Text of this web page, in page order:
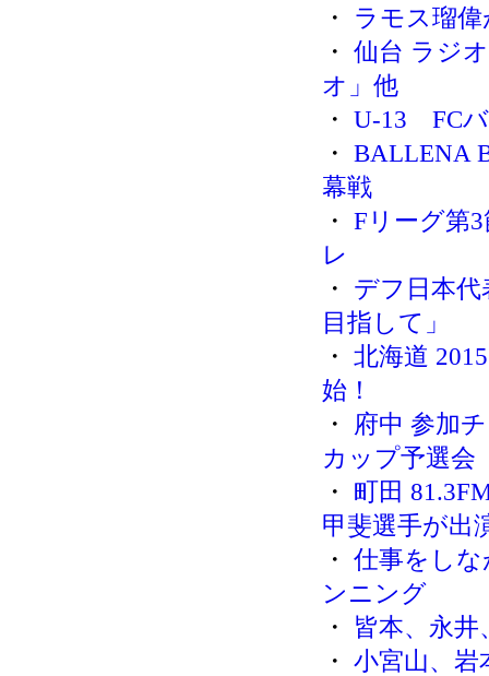
・ ラモス瑠
・ 仙台 ラジ
オ」他
・ U-13 FCバ
・ BALLENA
幕戦
・ Fリーグ第
レ
・ デフ日本
目指して」
・ 北海道
始！
・ 府中 参加
カップ予選会
・ 町田
甲斐選手が出
・ 仕事をし
ンニング
・ 皆本、永
・ 小宮山、岩